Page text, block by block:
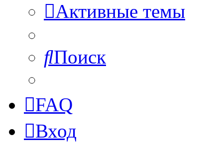
Активные темы
Поиск
FAQ
Вход